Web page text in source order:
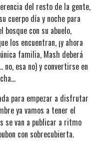
del resto de la gente,
cuerpo día y noche para
bosque con su abuelo,
los encuentran, ¡y ahora
familia, Mash deberá
esa no) y convertirse en
para empezar a disfrutar
ya vamos a tener el
se van a publicar a ritmo
con sobrecubierta.